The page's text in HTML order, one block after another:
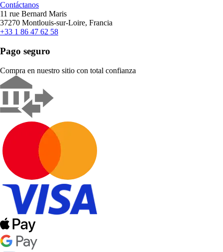
Contáctanos
11 rue Bernard Maris
37270 Montlouis-sur-Loire, Francia
+33 1 86 47 62 58
Pago seguro
Compra en nuestro sitio con total confianza